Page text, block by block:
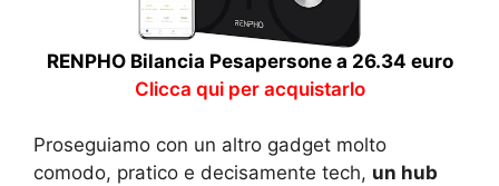
RENPHO Bilancia Pesapersone a 26.34 euro
Clicca qui per acquistarlo
Proseguiamo con un altro gadget molto
comodo, pratico e decisamente tech, un hub